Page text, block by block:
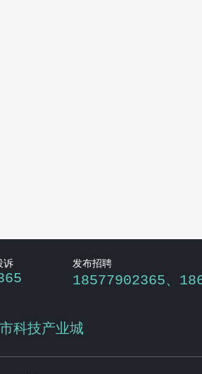
诉 发布招聘
18577902365、
科技产业城